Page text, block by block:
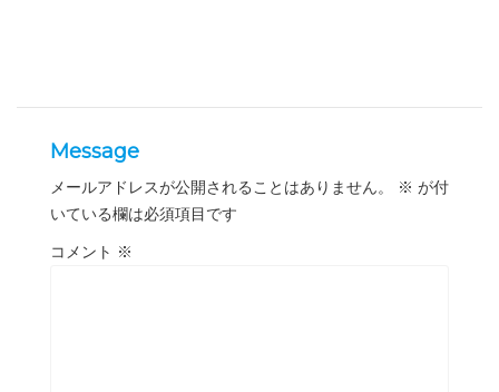
Message
メールアドレスが公開されることはありません。 ※ が付
いている欄は必須項目です
コメント ※